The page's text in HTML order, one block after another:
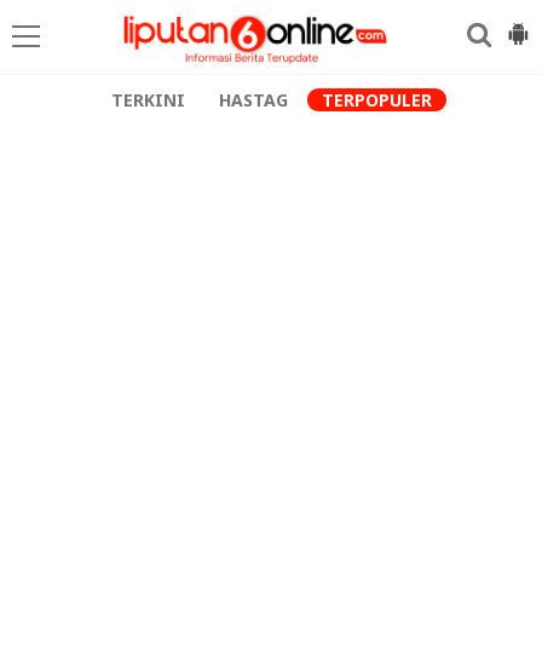
TERKINI HASTAG TERPOPULER